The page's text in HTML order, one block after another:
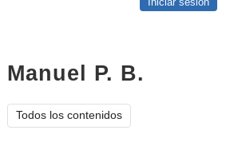
Manuel P. B.
Todos los contenidos